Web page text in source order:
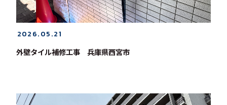
2026.05.21
外壁タイル補修工事 兵庫県西宮市